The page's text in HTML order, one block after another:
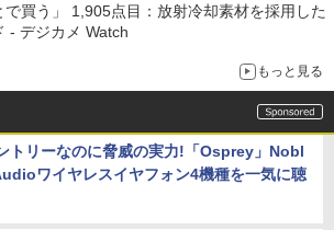
で買う」 1,905点目：放射冷却素材を採用した
- デジカメ Watch
もっと見る
トリーなのに脅威の実力!「Osprey」Nobl
ワイヤレスイヤフォン4機種を一気に聴